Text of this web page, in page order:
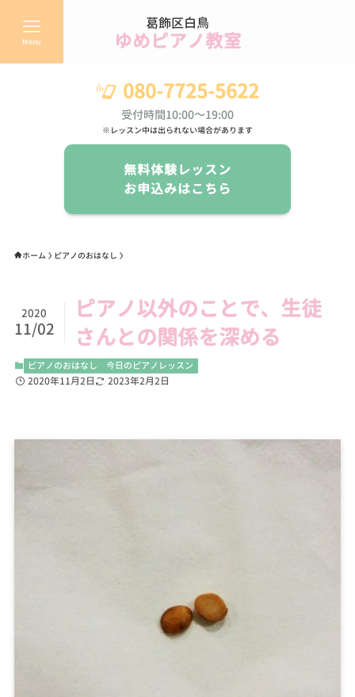
葛飾区白鳥
ゆめピアノ教室
Menu
080-7725-5622
受付時間10:00～19:00
※レッスン中は出られない場合があります
無料体験レッスン
お申込みはこちら
ホーム ピアノのおはなし
ピアノ以外のことで、生徒
さんとの関係を深める
2020
11/02
ピアノのおはなし 今日のピアノレッスン
2020年11月2日 2023年2月2日